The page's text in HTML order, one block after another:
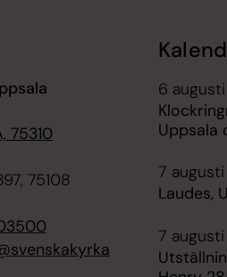
75310
75108
6 augusti
Uppsala
7
Laudes,
7